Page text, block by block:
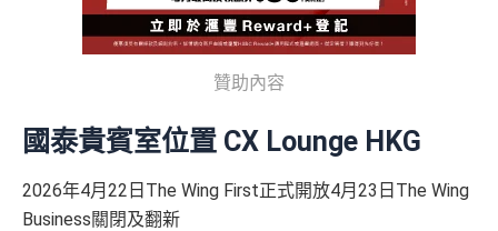
每月簽賬積分自動兌換去AM戶口，免除
里數啱晒唔想煩嘅里友
一樣食到渣打信用卡優惠及Mastercard優惠
❎缺點
網上ebanking繳費無積分
申請完填Form賺多HK$200獎賞+新會員38
里賞金@：MrMiles.hk/cathay-card-for
m
@每1里賞金 ≈ HK$1，可兌換FPS轉數快回贈！詳情
Miles.hk/mmcredit
優點
🧳 國泰 x Samsonite 20吋限量版行李箱；
🍽️ LUBUDS 3個月會籍及價值HK$1,000現金券；
保證最少帶走2,000里
「盲盒」推廣期：2026年7月31日至9月20日 抽獎詳情：
www.sc.com/hk/cxluckydrawr3
條款細則：
om/hk/content/docs/hk-cc-cx-luckydraw-r3-tnc.pdf
申請連結：MrMiles.hk/cathay-card-appl
贊助內容
國泰貴賓室位置 CX Lounge HKG
2026年4月22日The Wing First正式開放4月23日The Wing
Business關閉及翻新